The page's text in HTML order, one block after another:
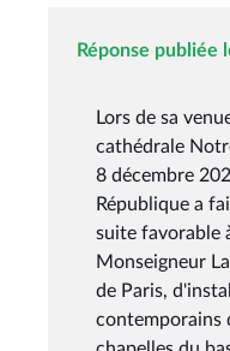
Réponse publiée
Lors de sa
cathédrale
8 décembre
République a
suite favorable
Monseigneur
de Paris,
contemporains